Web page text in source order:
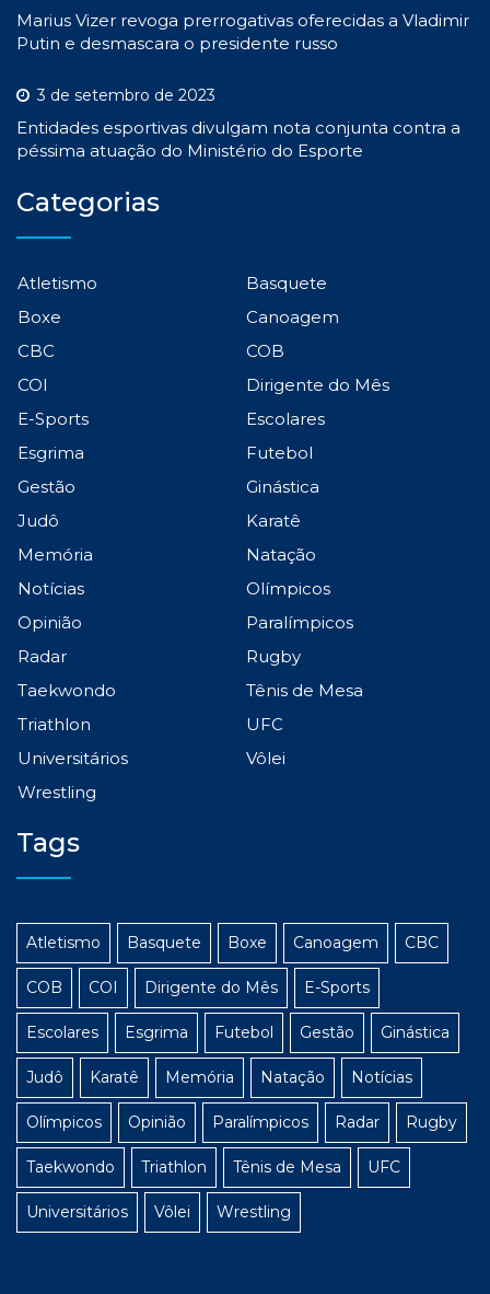
Marius Vizer revoga prerrogativas oferecidas a Vladimir
Putin e desmascara o presidente russo
3 de setembro de 2023
Entidades esportivas divulgam nota conjunta contra a
péssima atuação do Ministério do Esporte
Categorias
Atletismo
Basquete
Boxe
Canoagem
CBC
COB
COI
Dirigente do Mês
E-Sports
Escolares
Esgrima
Futebol
Gestão
Ginástica
Judô
Karatê
Memória
Natação
Notícias
Olímpicos
Opinião
Paralímpicos
Radar
Rugby
Taekwondo
Tênis de Mesa
Triathlon
UFC
Universitários
Vôlei
Wrestling
Tags
Atletismo Basquete Boxe Canoagem CBC
COB COI Dirigente do Mês E-Sports
Escolares Esgrima Futebol Gestão Ginástica
Judô Karatê Memória Natação Notícias
Olímpicos Opinião Paralímpicos Radar Rugby
Taekwondo Triathlon Tênis de Mesa UFC
Universitários Vôlei Wrestling